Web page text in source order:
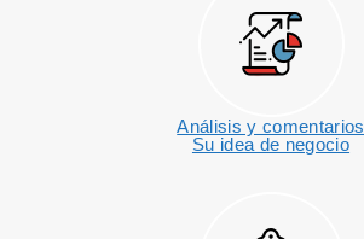
Análisis y comentarios
Su idea de negocio